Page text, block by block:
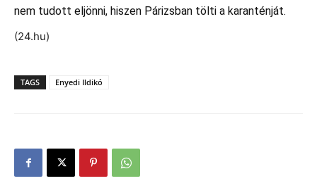
nem tudott eljönni, hiszen Párizsban tölti a karanténját.
(24.hu)
TAGS Enyedi Ildikó